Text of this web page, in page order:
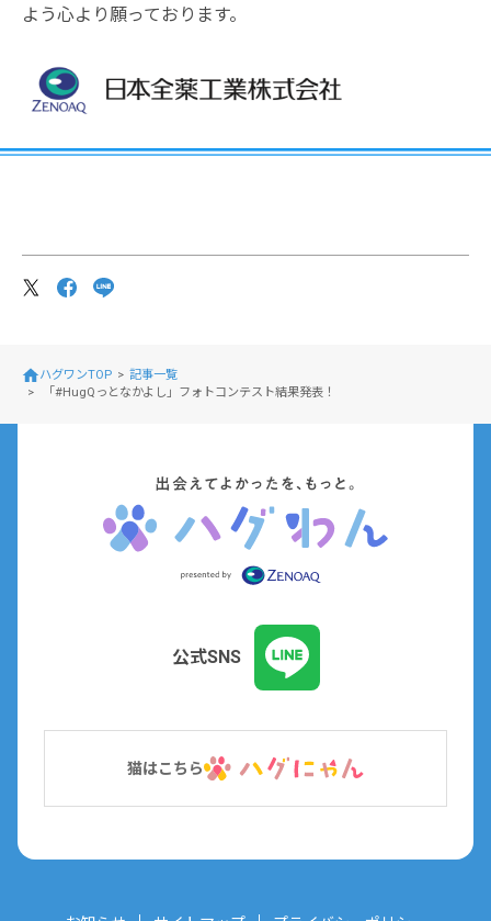
よう心より願っております。
ハグワンTOP
記事一覧
「#HugQっとなかよし」フォトコンテスト結果発表！
公式SNS
猫はこちら